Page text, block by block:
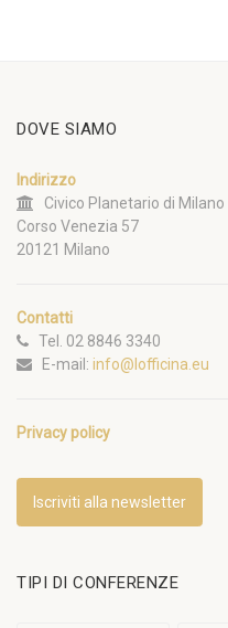
DOVE SIAMO
Indirizzo
Civico Planetario di Milano
Corso Venezia 57
20121 Milano
Contatti
Tel. 02 8846 3340
E-mail: info@lofficina.eu
Privacy policy
Iscriviti alla newsletter
TIPI DI CONFERENZE